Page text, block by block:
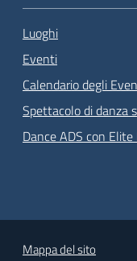
Luoghi
Eventi
Calendario degli
Spettacolo di danza
Dance ADS con
Mappa del sito